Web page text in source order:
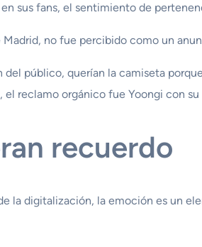
sus fans, el sentimiento de
no fue percibido como un
público, querían la camiseta
reclamo orgánico fue Yoongi con
recuerdo
la digitalización, la emoción es un